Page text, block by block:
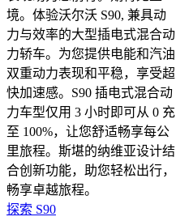
境。体验沃尔沃 S90, 兼具动
力与效率的大型插电式混合动
力轿车。为您提供电能和汽油
双重动力表现和平稳，享受超
快加速感。S90 插电式混合动
力车型仅用 3 小时即可从 0 充
至 100%，让您舒适畅享每公
里旅程。斯堪的纳维亚设计结
合创新功能，助您轻松出行，
畅享卓越旅程。
探索 S90